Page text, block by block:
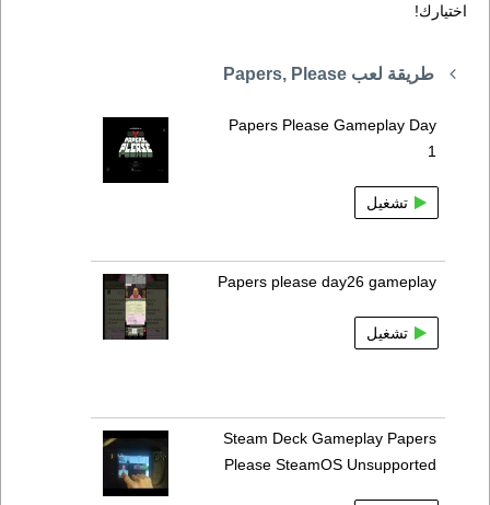
اختيارك!
طريقة لعب Papers, Please
Papers Please Gameplay Day
1
تشغيل
Papers please day26 gameplay
تشغيل
Steam Deck Gameplay Papers
Please SteamOS Unsupported